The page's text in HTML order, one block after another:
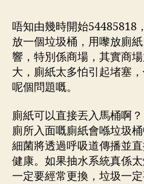
唔知由幾時開始54485818
放一個垃圾桶，用嚟放廁
響，特別係商場，其實商
大，廁紙太多怕引起堵塞
呢個問題嘅。
廁紙可以直接丟入馬桶啊？
廁所入面嘅廁紙會喺垃圾
細菌將透過呼吸道傳播並
健康。如果抽水系統真係
一定要經常更換，垃圾一定